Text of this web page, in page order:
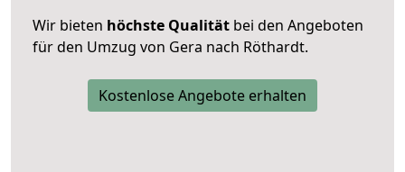
Wir bieten höchste Qualität bei den Angeboten
für den Umzug von Gera nach Röthardt.
Kostenlose Angebote erhalten